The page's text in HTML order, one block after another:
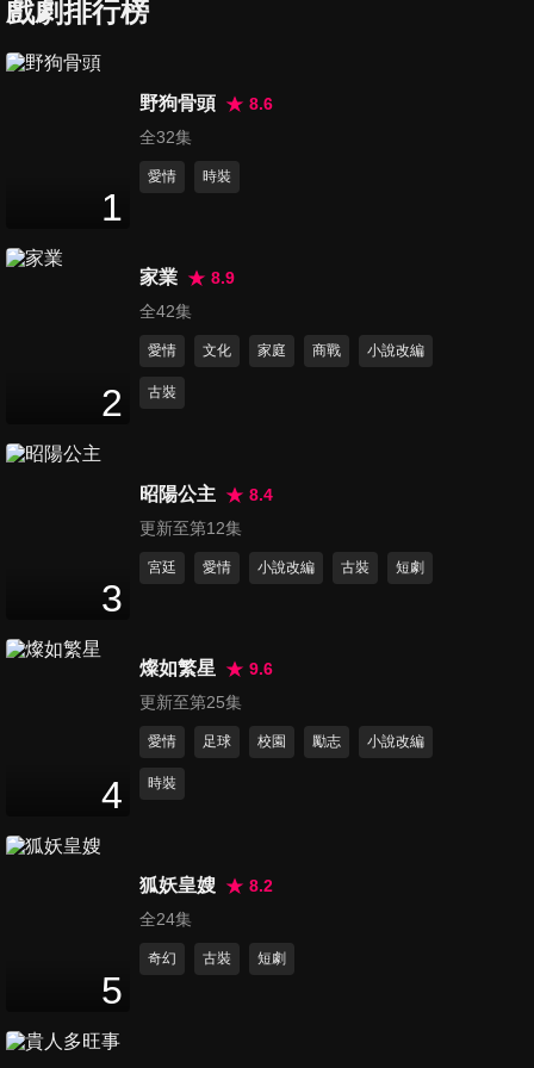
第9集
第11集
43
第13集
44分鐘
戲劇排行榜
1
野狗骨頭
8.6
全32集
愛情 時裝
2
家業
8.9
全42集
愛情 文化 家庭 商戰 小說改編
古裝
3
昭陽公主
8.4
更新至第12集
宮廷 愛情 小說改編 古裝 短劇
4
燦如繁星
9.6
更新至第25集
愛情 足球 校園 勵志 小說改編
時裝
5
狐妖皇嫂
8.2
全24集
奇幻 古裝 短劇